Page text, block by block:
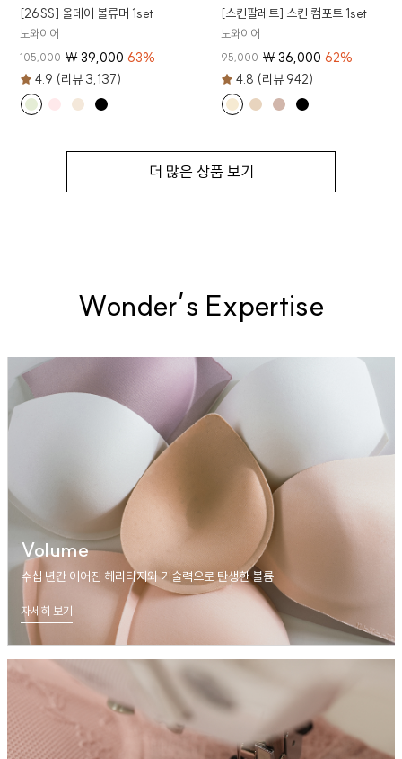
[26SS] 올데이 볼류머 1set
노와이어
105,000 ₩39,000 63%
4.9 (리뷰 3,137)
[스킨팔레트] 스킨 컴포트 1set
노와이어
95,000 ₩36,000 62%
4.8 (리뷰 942)
더 많은 상품 보기
Wonder’s Expertise
Volume
수십 년간 이어진 헤리티지와 기술력으로 탄생한 볼륨
자세히 보기